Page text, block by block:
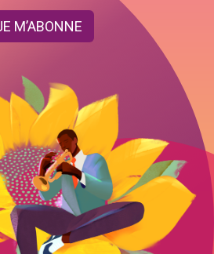
M’ABONNE